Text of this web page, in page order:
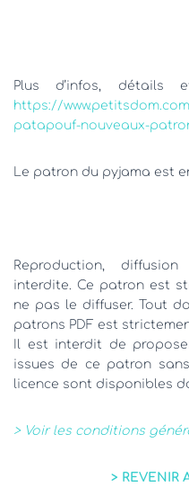
Plus d’infos,
https://
patapouf-nouveaux-
Le patron du pyjama est
Reproduction,
interdite. Ce patron est
ne pas le diffuser. Tout
patrons PDF est
Il est interdit de
issues de ce patron
licence sont disponibles
> Voir les conditions
> REVENIR